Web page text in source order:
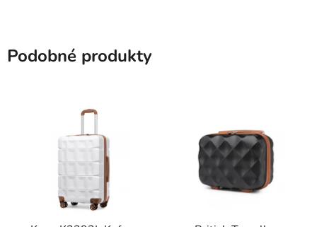
Podobné produkty